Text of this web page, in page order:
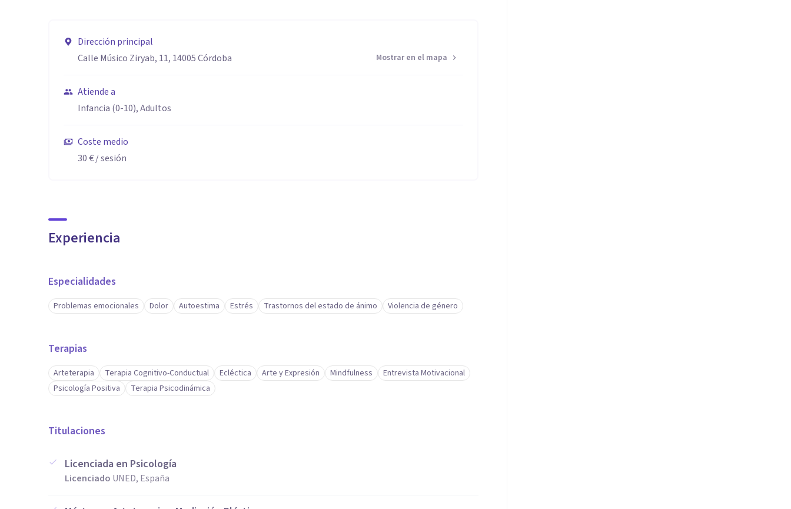
Dirección principal
Calle Músico Ziryab, 11, 14005 Córdoba
Mostrar en el mapa
Atiende a
Infancia (0-10), Adultos
Coste medio
30 €/ sesión
Experiencia
Especialidades
Problemas emocionales Dolor Autoestima Estrés Trastornos del estado de ánimo Violencia de género
Terapias
Arteterapia Terapia Cognitivo-Conductual Ecléctica Arte y Expresión Mindfulness
Entrevista Motivacional
Psicología Positiva
Terapia Psicodinámica
Titulaciones
Licenciada en Psicología
Licenciado UNED, España